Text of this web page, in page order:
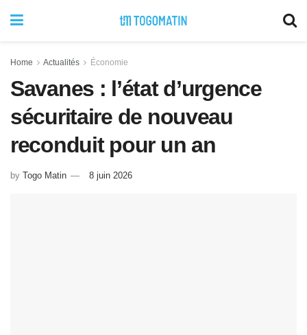
Home Actualités Économie
Savanes : l’état d’urgence
sécuritaire de nouveau
reconduit pour un an
by Togo Matin 8 juin 2026